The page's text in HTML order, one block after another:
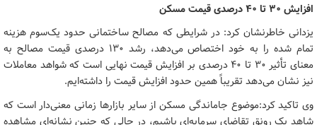
افزایش ۳۰ تا ۴۰ درصدی قیمت مسکن
یزدانی خاطرنشان کرد: در شرایطی که مصالح ساختمانی حدود یک‌سوم هزینه
تمام شده را به خود اختصاص می‌دهد، رشد ۱۳۰ درصدی قیمت مصالح به
معنای تأثیر ۳۰ تا ۴۰ درصدی بر افزایش قیمت نهایی است که شواهد معاملات
نیز نشان می‌دهد تقریباً همین حدود افزایش قیمت را داشته‌ایم.
وی تاکید کرد:‌موضوع جاماندگی مسکن از سایر بازارها زمانی معنی‌دار است که
شاهد یک رونق تقاضای سرمایه‌ای باشیم، در حالی که چنین نشانه‌ای مشاهده